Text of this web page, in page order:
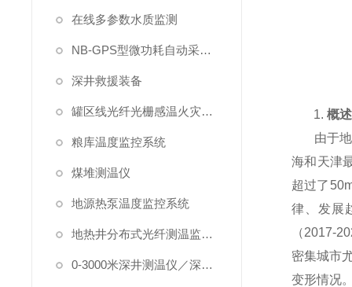
在线多参数水质监测
NB-GPS型微功耗自动采集系统
深井救援装备
罐区线光纤光栅感温火灾探测系统
粮库温度监控系统
煤堆测温仪
地源热泵温度监控系统
地热井分布式光纤测温监测系统
0-3000米深井测温仪／深水测温仪
1.概述
由于
海和天津
超过了50
律、发展
（2017-
密集城市
变形情况